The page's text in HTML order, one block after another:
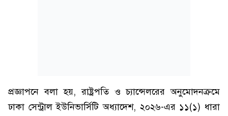
প্রজ্ঞাপনে বলা হয়, রাষ্ট্রপতি ও চ্যান্সেলরের অনুমোদনক্রমে
ঢাকা সেন্ট্রাল ইউনিভার্সিটি অধ্যাদেশ, ২০২৬-এর ১১(১) ধারা